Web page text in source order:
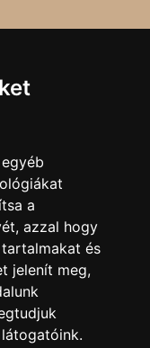
a
azzal hogy
és
jelenít meg,